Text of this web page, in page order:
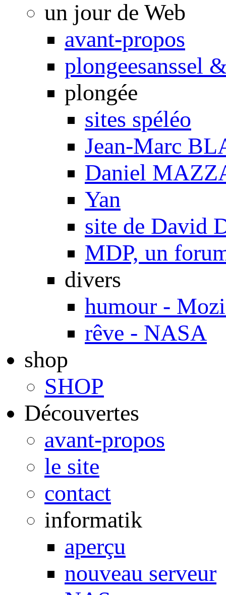
un jour de Web
avant-propos
plongeesanssel
plongée
sites spéléo
Jean-Marc
Daniel
Yan
site de David
MDP, un
divers
humour -
rêve - NASA
shop
SHOP
Découvertes
avant-propos
le site
contact
informatik
aperçu
nouveau serveur